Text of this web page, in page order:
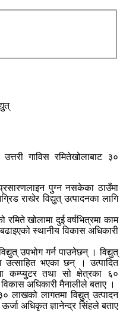
गाविस रमितेखोलाबाट ३०
पुुग्न नसकेका ठाउँमा
राखेर विद्युुत् उत्पादनका लागि
खोलामा दुई वर्षभित्रमा काम
स्थानीय विकास अधिकारी
उपभोग गर्न पाउनेछन् । विद्युत्
उत्साहित भएका छन् । उत्पादित
कम्प्युुटर तथा सो क्षेत्रका ६०
अधिकारी मैनालीले बताए ।
लाखको लागतमा विद्युुत् उत्पादन
अधिकृत ज्ञानेन्द्र सिंहले बताए